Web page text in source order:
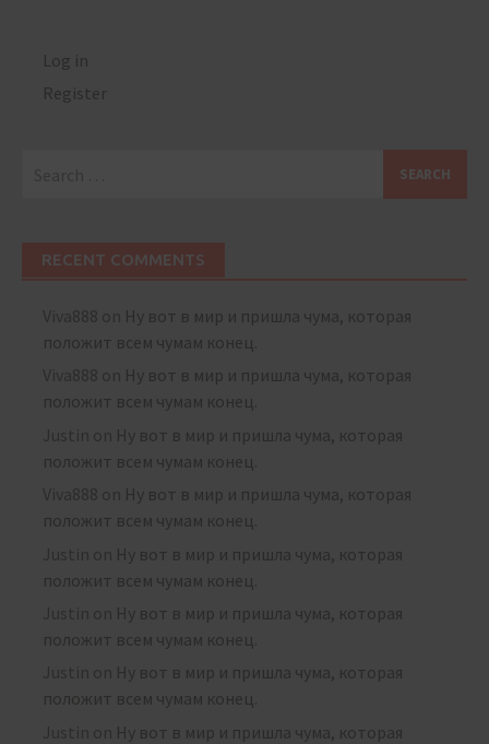
Log in
Register
RECENT COMMENTS
Ну вот в мир и пришла чума, которая
положит всем чумам конец.
Ну вот в мир и пришла чума, которая
положит всем чумам конец.
Ну вот в мир и пришла чума, которая
положит всем чумам конец.
Ну вот в мир и пришла чума, которая
положит всем чумам конец.
Ну вот в мир и пришла чума, которая
положит всем чумам конец.
Ну вот в мир и пришла чума, которая
положит всем чумам конец.
Ну вот в мир и пришла чума, которая
положит всем чумам конец.
Ну вот в мир и пришла чума, которая